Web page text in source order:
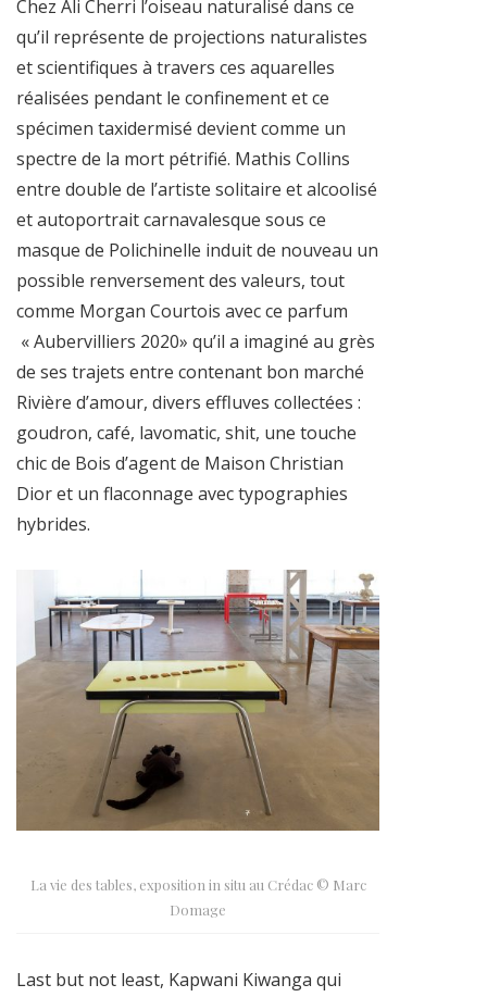
Chez Ali Cherri l’oiseau naturalisé dans ce
qu’il représente de projections naturalistes
et scientifiques à travers ces aquarelles
réalisées pendant le confinement et ce
spécimen taxidermisé devient comme un
spectre de la mort pétrifié. Mathis Collins
entre double de l’artiste solitaire et alcoolisé
et autoportrait carnavalesque sous ce
masque de Polichinelle induit de nouveau un
possible renversement des valeurs, tout
comme Morgan Courtois avec ce parfum
« Aubervilliers 2020» qu’il a imaginé au grès
de ses trajets entre contenant bon marché
Rivière d’amour, divers effluves collectées :
goudron, café, lavomatic, shit, une touche
chic de Bois d’agent de Maison Christian
Dior et un flaconnage avec typographies
hybrides.
La vie des tables, exposition in situ au Crédac © Marc
Domage
Last but not least, Kapwani Kiwanga qui